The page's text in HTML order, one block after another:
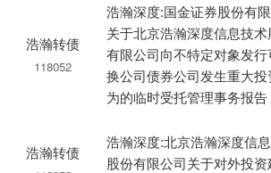
浩瀚转债
118052
浩瀚深度:国金证券股份有
关于北京浩瀚深度信息技术
有限公司向不特定对象发行
换公司债券公司发生重大投
为的临时受托管理事务报告
浩瀚转债
浩瀚深度:北京浩瀚深度信
股份有限公司关于对外投